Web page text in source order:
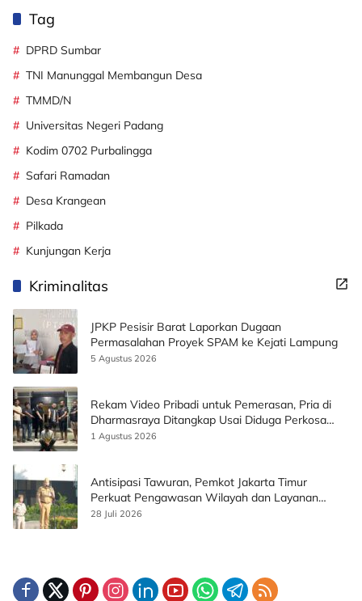
Tag
DPRD Sumbar
TNI Manunggal Membangun Desa
TMMD/N
Universitas Negeri Padang
Kodim 0702 Purbalingga
Safari Ramadan
Desa Krangean
Pilkada
Kunjungan Kerja
Kriminalitas
JPKP Pesisir Barat Laporkan Dugaan
Permasalahan Proyek SPAM ke Kejati Lampung
5 Agustus 2026
Rekam Video Pribadi untuk Pemerasan, Pria di
Dharmasraya Ditangkap Usai Diduga Perkosa
Korban
1 Agustus 2026
Antisipasi Tawuran, Pemkot Jakarta Timur
Perkuat Pengawasan Wilayah dan Layanan
Publik
28 Juli 2026